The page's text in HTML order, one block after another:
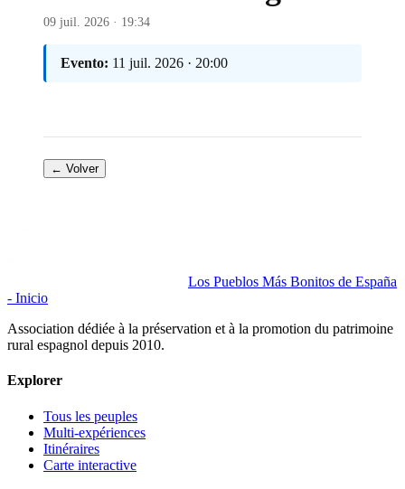
09 juil. 2026 · 19:34
Evento: 11 juil. 2026 · 20:00
← Volver
Los Pueblos Más Bonitos de España
- Inicio
Association dédiée à la préservation et à la promotion du patrimoine
rural espagnol depuis 2010.
Explorer
Tous les peuples
Multi-expériences
Itinéraires
Carte interactive